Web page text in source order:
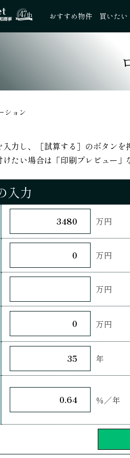
47th おすすめ物件 買いたい
ション
力し、［試算する］のボタン
たい場合は「印刷プレビュー
入力
万円
万円
万円
万円
年
％／年